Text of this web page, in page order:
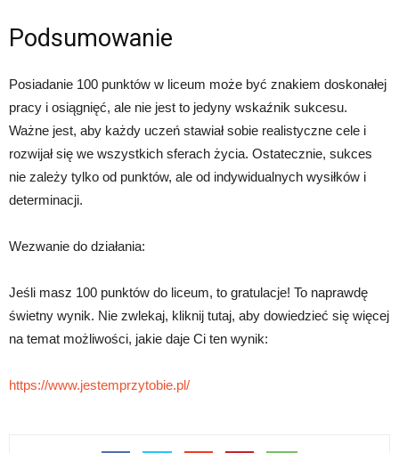
Podsumowanie
Posiadanie 100 punktów w liceum może być znakiem doskonałej
pracy i osiągnięć, ale nie jest to jedyny wskaźnik sukcesu.
Ważne jest, aby każdy uczeń stawiał sobie realistyczne cele i
rozwijał się we wszystkich sferach życia. Ostatecznie, sukces
nie zależy tylko od punktów, ale od indywidualnych wysiłków i
determinacji.
Wezwanie do działania:
Jeśli masz 100 punktów do liceum, to gratulacje! To naprawdę
świetny wynik. Nie zwlekaj, kliknij tutaj, aby dowiedzieć się więcej
na temat możliwości, jakie daje Ci ten wynik:
https://www.jestemprzytobie.pl/